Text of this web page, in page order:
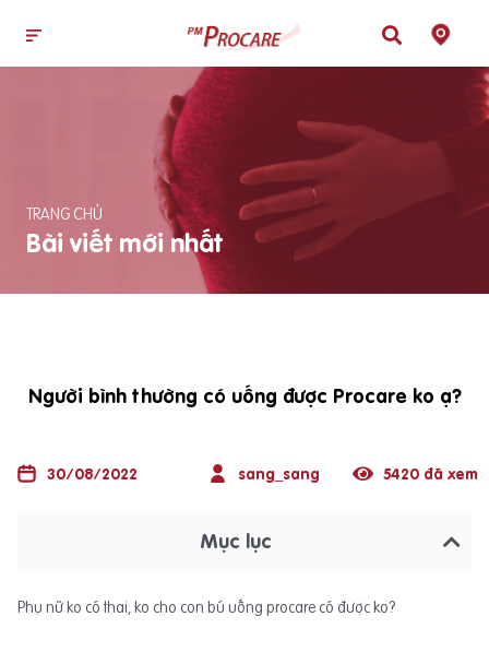
TRANG CHỦ
Bài viết mới nhất
Người bình thường có uống được Procare ko ạ?
30/08/2022 sang_sang 5420 đã xem
Mục lục
Phụ nữ ko có thai, ko cho con bú uống procare có được ko?